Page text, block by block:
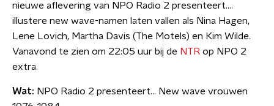
nieuwe aflevering van NPO Radio 2 presenteert....
illustere new wave-namen laten vallen als Nina Hagen,
Lene Lovich, Martha Davis (The Motels) en Kim Wilde.
Vanavond te zien om 22:05 uur bij de NTR op NPO 2
extra.
Wat: NPO Radio 2 presenteert… New wave vrouwen